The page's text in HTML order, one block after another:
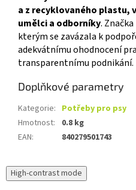
a z recyklovaného plastu,
umělci a odborníky.
kterým se zavázala k
adekvátnímu ohodnocení
transparentnímu podnikání.
Doplňkové parametry
Kategorie: Potřeby pro psy
Hmotnost:
0.8 kg
EAN: 840279501743
High-contrast mode